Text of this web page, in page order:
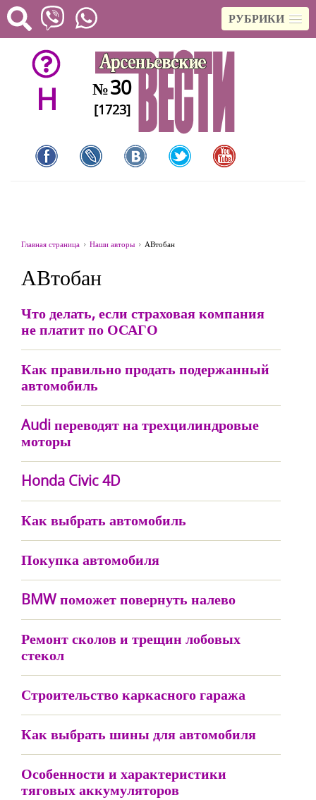
РУБРИКИ
H №30
[1723]
Главная страница Наши авторы АВтобан
АВтобан
Что делать, если страховая компания
не платит по ОСАГО
Как правильно продать подержанный
автомобиль
Audi переводят на трехцилиндровые
моторы
Honda Civic 4D
Как выбрать автомобиль
Покупка автомобиля
BMW поможет повернуть налево
Ремонт сколов и трещин лобовых
стекол
Строительство каркасного гаража
Как выбрать шины для автомобиля
Особенности и характеристики
тяговых аккумуляторов